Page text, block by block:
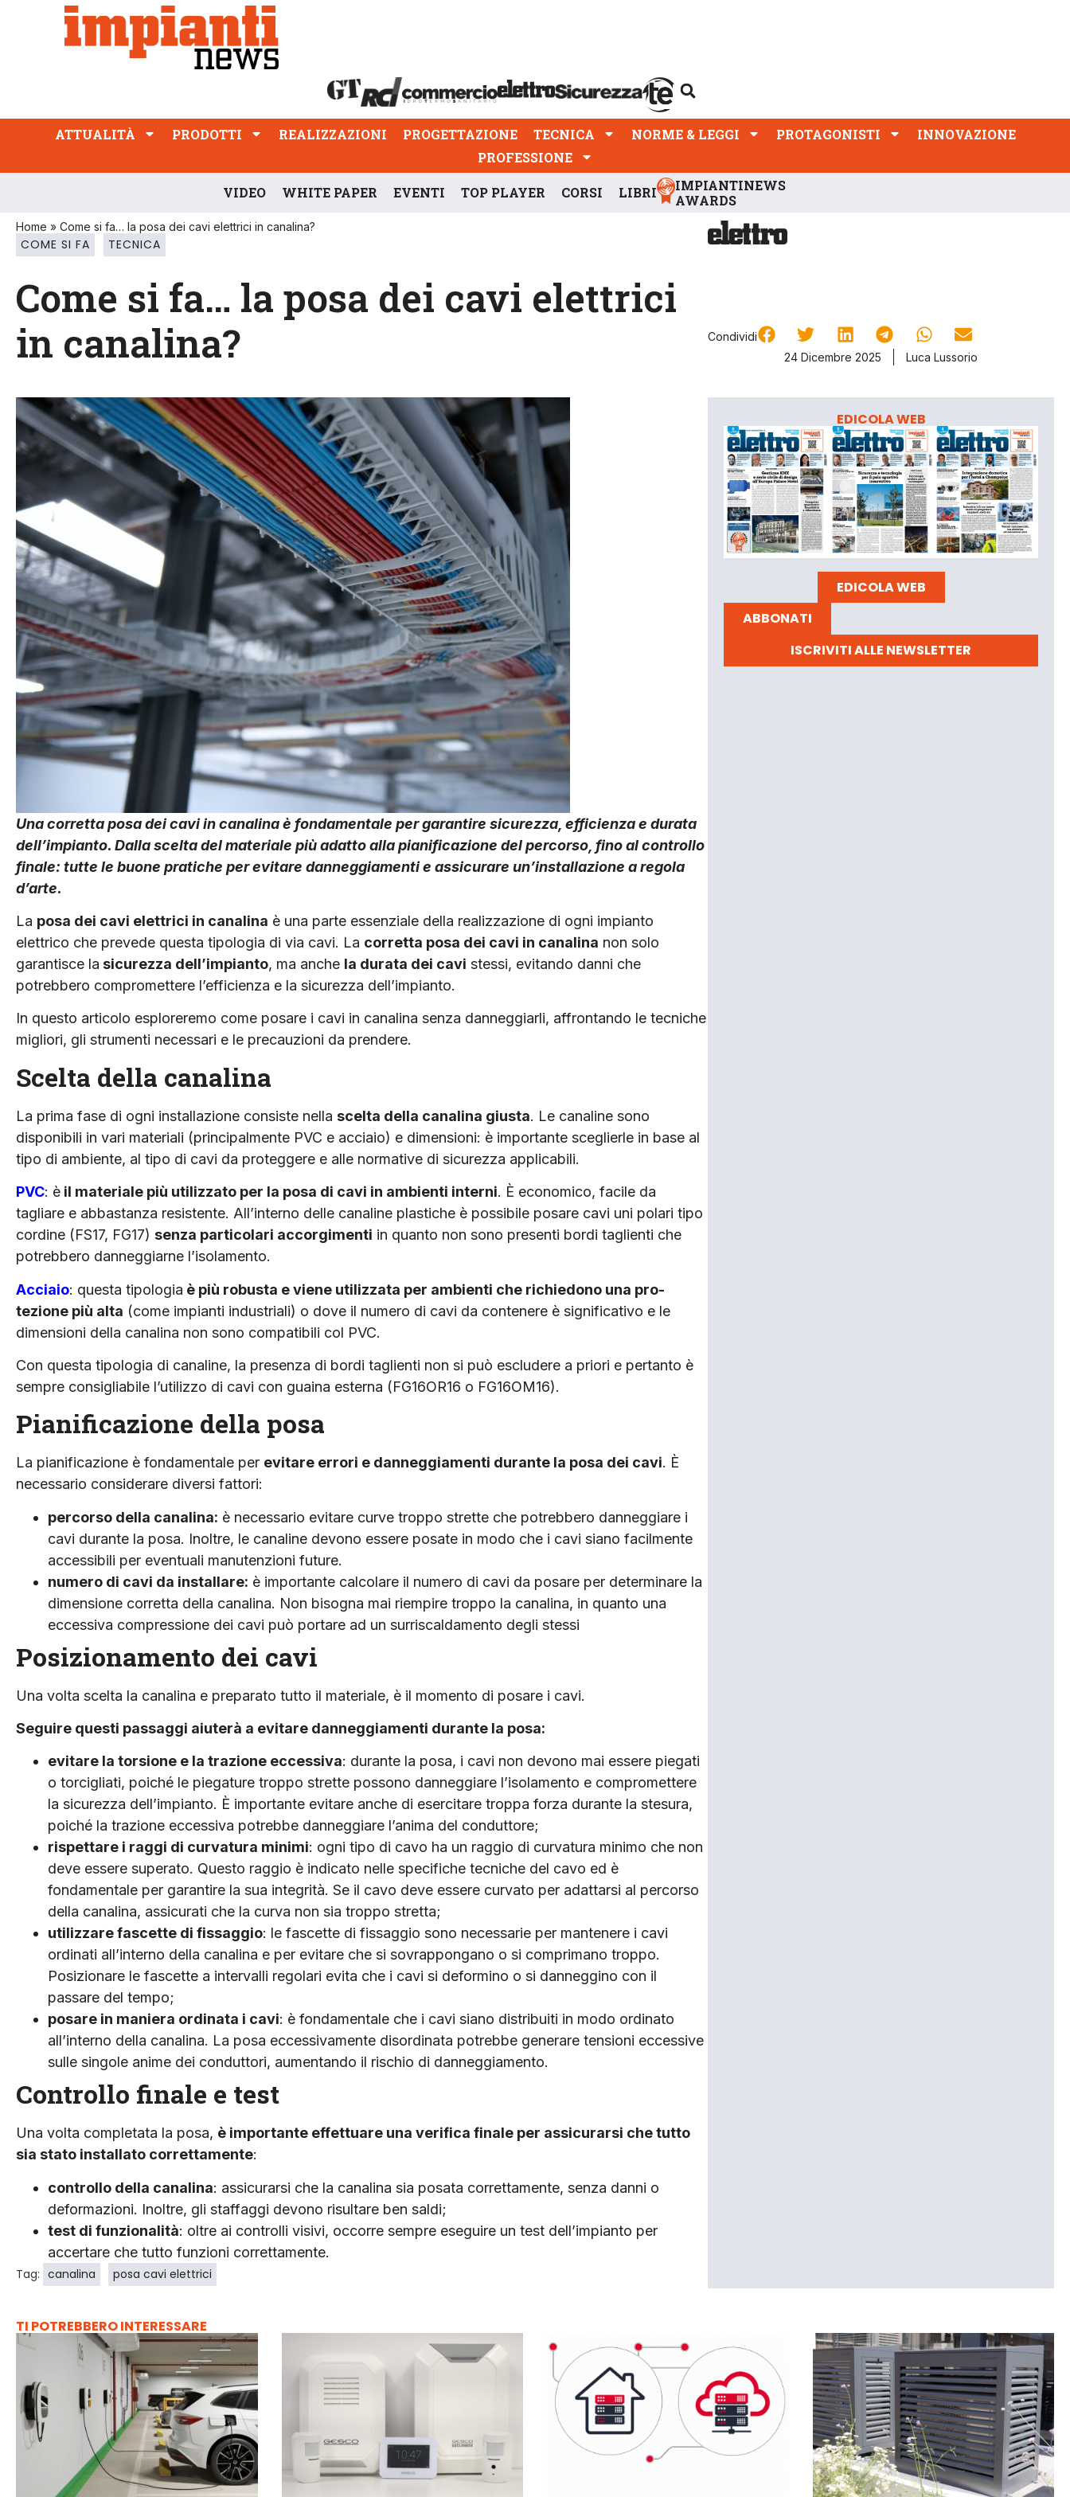
ATTUALITÀ PRODOTTI REALIZZAZIONI
PROFESSIONE
ATTUALITÀ PRODOTTI REALIZZAZIONI PROGETTAZIONE TECNICA NORME & LEGGI PROTAGONISTI
INNOVAZIONE
PROFESSIONE
VIDEO WHITE PAPER EVENTI TOP PLAYER CORSI LIBRI
IMPIANTINEWS
AWARDS
Home » Come si fa… la posa dei cavi elettrici in canalina?
COME SI FA TECNICA
Come si fa… la posa dei cavi elettrici
in canalina?
Condividi
24 Dicembre 2025
Luca Lussorio
Una corretta posa dei cavi in canalina è fondamentale per garantire sicurezza, efficienza e durata
dell’impianto. Dalla scelta del materiale più adatto alla pianificazione del percorso, fino al controllo
finale: tutte le buone pratiche per evitare danneggiamenti e assicurare un’installazione a regola
d’arte.
La posa dei cavi elettrici in canalina è una parte essenziale della realiz­zazione di ogni impian­to
elettrico che prevede questa tipologia di via cavi. La corretta posa dei cavi in canalina non so­lo
garantisce la sicurezza dell’im­pianto, ma anche la durata dei cavi stessi, evitando danni che
potrebbero compromettere l’ef­ficienza e la sicurezza dell’im­pianto.
In questo articolo esploreremo come posare i cavi in canalina senza danneggiarli, affrontando le tecniche
migliori, gli strumen­ti necessari e le precauzioni da prendere.
Scelta della canalina
La prima fase di ogni installazio­ne consiste nella scelta della ca­nalina giusta. Le canaline sono
disponibili in vari materiali (prin­cipalmente PVC e acciaio) e di­mensioni: è importante sceglier­le in base al
tipo di ambiente, al tipo di cavi da proteggere e alle normative di sicurezza applica­bili.
PVC: è il materiale più utilizza­to per la posa di cavi in ambien­ti interni. È economico, facile da
tagliare e abbastanza resistente. All’interno delle canaline plasti­che è possibile posare cavi uni­ polari tipo
cordine (FS17, FG17) senza particolari accorgimenti in quanto non sono presenti bordi taglienti che
potrebbero danneg­giarne l’isolamento.
Acciaio: questa tipologia è più robusta e viene utilizzata per ambienti che richiedono una pro­
tezione più alta (come impianti industriali) o dove il numero di cavi da contenere è significati­vo e le
dimensioni della canalina non sono compatibili col PVC.
Con questa tipologia di canaline, la presenza di bordi taglienti non si può escludere a priori e per­tanto è
sempre consigliabile l’u­tilizzo di cavi con guaina esterna (FG16OR16 o FG16OM16).
Pianificazione della posa
La pianificazione è fondamenta­le per evitare errori e danneggia­menti durante la posa dei cavi. È
necessario considerare diversi fattori:
percorso della canalina: è ne­cessario evitare curve troppo strette che potrebbero danneg­giare i
cavi durante la posa. I­noltre, le canaline devono es­sere posate in modo che i cavi siano facilmente
accessibili per eventuali manutenzioni future.
numero di cavi da installare: è importante calcolare il nume­ro di cavi da posare per deter­minare la
dimensione corretta della canalina. Non bisogna mai riempire troppo la canalina, in quanto una
eccessiva compres­sione dei cavi può portare ad un surriscaldamento degli stessi
Posizionamento dei cavi
Una volta scelta la canalina e preparato tutto il materiale, è il momento di posare i cavi.
Seguire questi passaggi aiuterà a evitare danneggiamenti durante la posa:
evitare la torsione e la trazio­ne eccessiva: durante la posa, i cavi non devono mai essere piegati
o torcigliati, poiché le piegature troppo strette pos­sono danneggiare l’isolamento e compromettere
la sicurezza dell’impianto. È importante evi­tare anche di esercitare troppa forza durante la stesura,
poiché la trazione eccessiva potrebbe danneggiare l’anima del con­duttore;
rispettare i raggi di curvatu­ra minimi: ogni tipo di cavo ha un raggio di curvatura minimo che non
deve essere superato. Questo raggio è indicato nelle specifiche tecniche del cavo ed è
fondamentale per garantire la sua integrità. Se il cavo deve essere curvato per adattarsi al percorso
della canalina, assicu­rati che la curva non sia troppo stretta;
utilizzare fascette di fissaggio: le fascette di fissaggio sono ne­cessarie per mantenere i cavi
ordinati all’interno della canali­na e per evitare che si sovrap­pongano o si comprimano trop­po.
Posizionare le fascette a in­tervalli regolari evita che i cavi si deformino o si danneggino con il
passare del tempo;
posare in maniera ordinata i ca­vi: è fondamentale che i cavi si­ano distribuiti in modo ordinato
all’interno della canalina. La po­sa eccessivamente disordinata potrebbe generare tensioni ec­cessive
sulle singole anime dei conduttori, aumentando il ri­schio di danneggiamento.
Controllo finale e test
Una volta completata la posa, è importante effettuare una verifi­ca finale per assicurarsi che tutto
sia stato installato correttamente:
controllo della canalina: assicu­rarsi che la canalina sia posata correttamente, senza danni o
deformazioni. Inoltre, gli staf­faggi devono risultare ben saldi;
test di funzionalità: oltre ai con­trolli visivi, occorre sempre ese­guire un test dell’impianto per
accertare che tutto funzioni correttamente.
Tag: canalina posa cavi elettrici
EDICOLA WEB
EDICOLA WEB
ABBONATI
ISCRIVITI ALLE NEWSLETTER
TI POTREBBERO INTERESSARE